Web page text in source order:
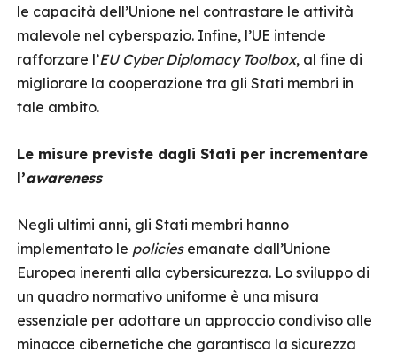
le capacità dell’Unione nel contrastare le attività
malevole nel cyberspazio. Infine, l’UE intende
rafforzare l’EU Cyber Diplomacy Toolbox, al fine di
migliorare la cooperazione tra gli Stati membri in
tale ambito.
Le misure previste dagli Stati per incrementare
l’awareness
Negli ultimi anni, gli Stati membri hanno
implementato le policiesemanate dall’Unione
Europea inerenti alla cybersicurezza. Lo sviluppo di
un quadro normativo uniforme è una misura
essenziale per adottare un approccio condiviso alle
minacce cibernetiche che garantisca la sicurezza